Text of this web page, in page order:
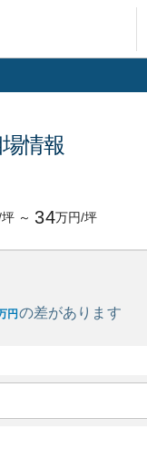
情報
～ 34万円/坪
円 の差があります